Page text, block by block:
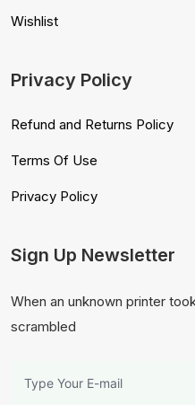
Wishlist
Privacy Policy
Refund and Returns Policy
Terms Of Use
Privacy Policy
Sign Up Newsletter
When an unknown printer
scrambled